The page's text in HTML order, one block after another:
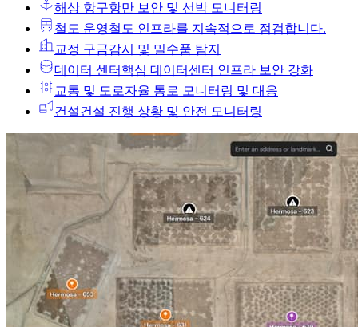
해상 항구항만 보안 및 선박 모니터링
철도 운영철도 인프라를 지속적으로 점검합니다.
교정 구금감시 및 밀수품 탐지
데이터 센터 핵심 데이터센터 인프라 보안 강화
교통 및 도로자율 통로 모니터링 및 대응
건설건설 진행 상황 및 안전 모니터링